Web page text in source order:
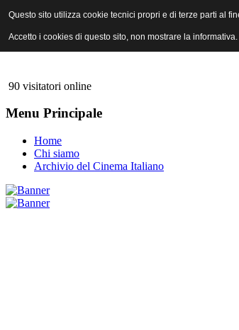
ANICA | Associazione Nazionale Industrie
90 visitatori online
Menu Principale
Home
Chi siamo
Archivio del Cinema Italiano
Questo sito utilizza cookie tecnici propri e di terze parti al
Accetto i cookies di questo sito, non mostrare la informativa.
Questo sito utilizza cookie tecnici propri e di terze parti al
Accetto i cookies di questo sito, non mostrare la informativa.